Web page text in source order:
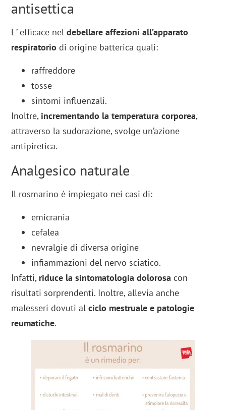
antisettica
E’ efficace neldebellare affezioni all’apparato
respiratorio di origine batterica quali:
raffreddore
tosse
sintomi influenzali.
Inoltre, incrementando la temperatura corporea,
attraverso la sudorazione, svolge un’azione
antipiretica.
Analgesico naturale
Il rosmarino è impiegato nei casi di:
emicrania
cefalea
nevralgie di diversa origine
infiammazioni del nervo sciatico.
Infatti, riduce la sintomatologia dolorosa con
risultati sorprendenti. Inoltre, allevia anche
malesseri dovuti alciclo mestruale e patologie
reumatiche.